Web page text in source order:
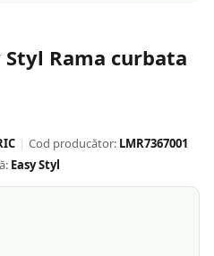
Styl Rama curbata
| Cod producător: LMR7367001
Easy Styl